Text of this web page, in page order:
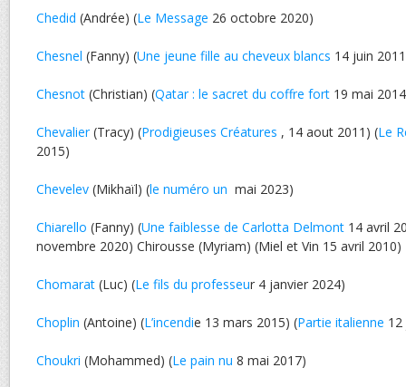
Chedid (Andrée) (Le Message 26 octobre 2020)
Chesnel (Fanny) (Une jeune fille au cheveux blancs 14 juin
Chesnot (Christian) (Qatar : le sacret du coffre fort 19 mai
Chevalier(Tracy) (Prodigieuses Créatures , 14 aout 2011) (Le
2015)
Chevelev (Mikhaïl) (le numéro un mai 2023)
Chiarello (Fanny) (Une faiblesse de Carlotta Delmont 14 avril
novembre 2020) Chirousse (Myriam) (Miel et Vin 15 avril 2010)
Chomarat (Luc) (Le fils du professeur 4 janvier 2024)
Choplin (Antoine) (L’incendie 13 mars 2015) (Partie italienne
Choukri (Mohammed) (Le pain nu 8 mai 2017)